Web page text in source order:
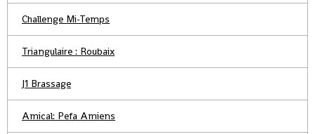
Challenge Mi-Temps
Triangulaire : Roubaix
J1 Brassage
Amical: Pefa Amiens